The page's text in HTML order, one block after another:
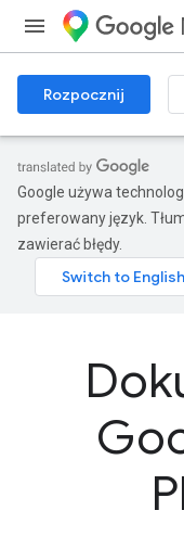
Rozpocznij
Google używa
preferowany język.
zawierać błędy.